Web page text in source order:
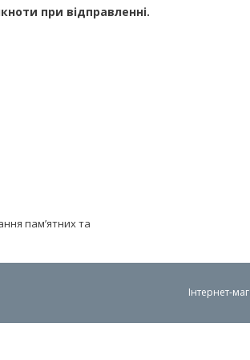
при відправленні.
пам’ятних та